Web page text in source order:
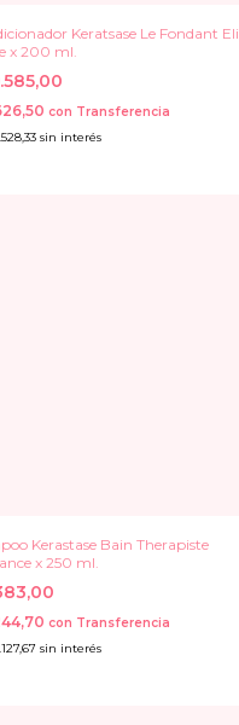
Keratsase Le Fondant
x 200 ml.
con Transferencia
sin interés
Kerastase Bain Therapiste
x 250 ml.
con Transferencia
sin interés